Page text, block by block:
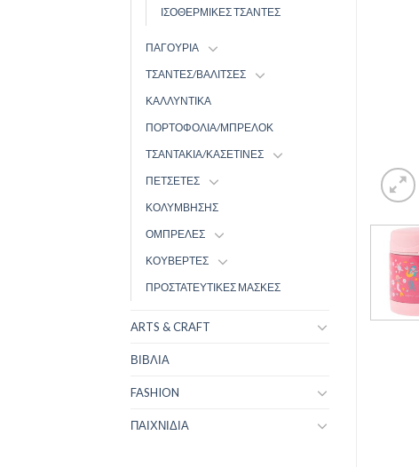
ΙΣΟΘΕΡΜΙΚΕΣ ΤΣΑΝΤΕΣ
ΠΑΓΟΥΡΙΑ
ΤΣΑΝΤΕΣ/ΒΑΛΙΤΣΕΣ
ΚΑΛΛΥΝΤΙΚΑ
ΠΟΡΤΟΦΟΛΙΑ/ΜΠΡΕΛΟΚ
ΤΣΑΝΤΑΚΙΑ/ΚΑΣΕΤΙΝΕΣ
ΠΕΤΣΕΤΕΣ
ΚΟΛΥΜΒΗΣΗΣ
ΟΜΠΡΕΛΕΣ
ΚΟΥΒΕΡΤΕΣ
ΠΡΟΣΤΑΤΕΥΤΙΚΕΣ ΜΑΣΚΕΣ
ARTS & CRAFT
ΒΙΒΛΙΑ
FASHION
ΠΑΙΧΝΙΔΙΑ